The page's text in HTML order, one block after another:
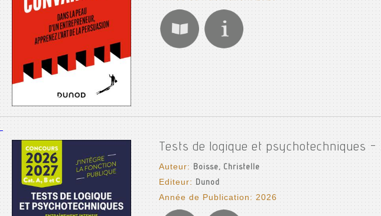
Tests de logique et psychotechniques -
Auteur: Boisse, Christelle
Editeur:Dunod
Année de Publication: 2026